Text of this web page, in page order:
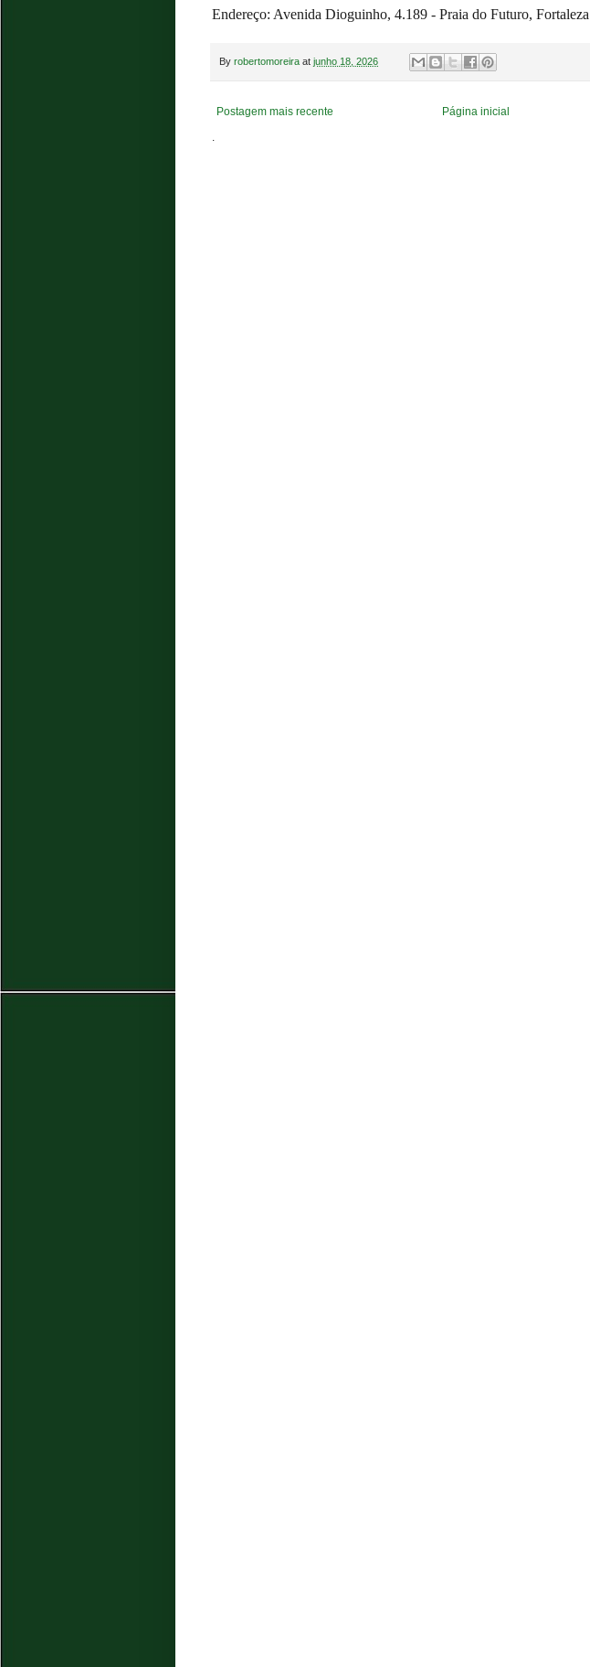
Endereço: Avenida Dioguinho, 4.189 - Praia do Futuro, Fortaleza
By robertomoreira at junho 18, 2026
Postagem mais recente
Página inicial
.